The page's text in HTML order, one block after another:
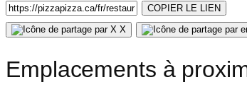
COPIER LE LIEN
X
Emplacements à